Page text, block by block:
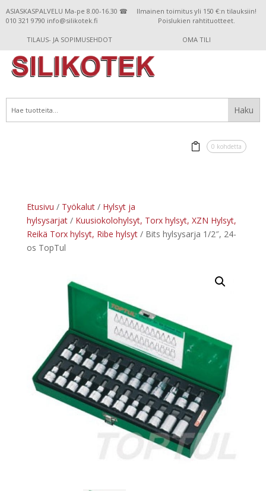
ASIASKASPALVELU Ma-pe 8.00-16.30 ☎
010 321 9790 info@silikotek.fi
Ilmainen toimitus yli 150 €:n tilauksiin!
Poislukien rahtituotteet.
TILAUS- JA SOPIMUSEHDOT OMA TILI
0 kohdetta
Etusivu / Työkalut/ Hylsyt ja
hylsysarjat/ Kuusiokolohylsyt, Torx hylsyt, XZN Hylsyt,
Reikä Torx hylsyt, Ribe hylsyt/ Bits hylsysarja 1/2″, 24-
os TopTul